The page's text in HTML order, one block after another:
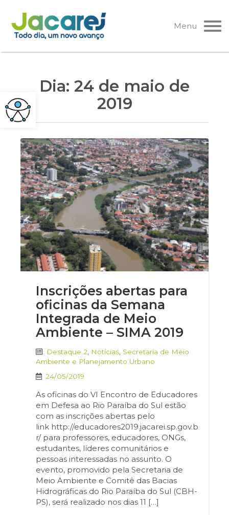
Pular
para
o
Menu
Dia: 24 de maio de
2019
Inscrições abertas para
oficinas da Semana
Integrada de Meio
Ambiente – SIMA 2019
Destaque 2 Notícias Secretaria de Meio
Ambiente e Planejamento Urbano
24/05/2019
As oficinas do VI Encontro de Educadores
em Defesa ao Rio Paraíba do Sul estão
com as inscrições abertas pelo
link http://educadores2019.jacarei.sp.gov.b
r/ para professores, educadores, ONGs,
estudantes, líderes comunitários e
pessoas interessadas no assunto. O
evento, promovido pela Secretaria de
Meio Ambiente e Comitê das Bacias
Hidrográficas do Rio Paraíba do Sul (CBH-
PS), será realizado nos dias 11 […]